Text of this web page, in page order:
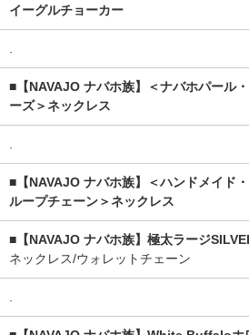
イーグルチョーカー
.
■【NAVAJO ナバホ族】＜ナバホパール
ーズ＞ネックレス
.
■【NAVAJO ナバホ族】＜ハンドメイド
ループチェーン＞ネックレス
■【NAVAJO ナバホ族】極太ラージ
ネックレス/ウォレットチェーン
.